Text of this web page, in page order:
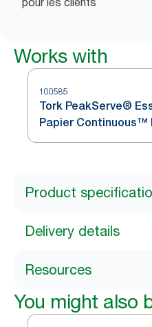
Works with
100585
Tork PeakServe®
Papier Continuous™
Product
Delivery details
Resources
You might also